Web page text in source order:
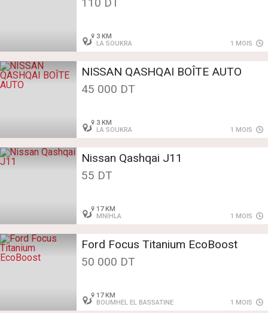
3 KM
LA SOUKRA
1 MOIS
NISSAN QASHQAI BOÎTE AUTO
45 000 DT
3 KM
LA SOUKRA
1 MOIS
Nissan Qashqai J11
55 DT
17 KM
MNIHLA
1 MOIS
Ford Focus Titanium EcoBoost
50 000 DT
17 KM
BOUMHEL EL BASSATINE
1 MOIS